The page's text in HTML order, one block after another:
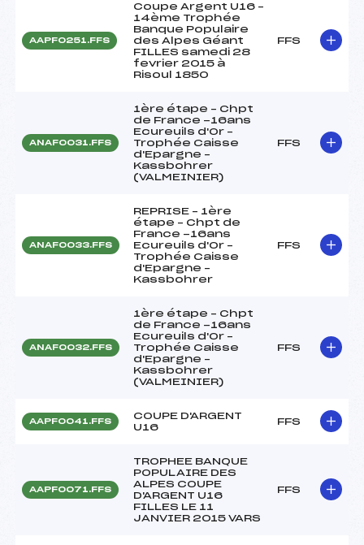
AAPF0251.FFS
Coupe Argent U16 –
14ème Trophée
Banque Populaire
des Alpes Géant
FILLES samedi 28
fevrier 2015 à
Risoul 1850
FFS
ANAF0031.FFS
1ère étape – Chpt
de France -16ans
Ecureuils d'Or –
Trophée Caisse
d'Epargne –
Kassbohrer
(VALMEINIER)
FFS
ANAF0033.FFS
REPRISE – 1ère
étape – Chpt de
France -16ans
Ecureuils d'Or –
Trophée Caisse
d'Epargne –
Kassbohrer
FFS
ANAF0032.FFS
1ère étape – Chpt
de France -16ans
Ecureuils d'Or –
Trophée Caisse
d'Epargne –
Kassbohrer
(VALMEINIER)
FFS
AAPF0041.FFS
COUPE D'ARGENT
U16
FFS
AAPF0071.FFS
TROPHEE BANQUE
POPULAIRE DES
ALPES COUPE
D'ARGENT U16
FILLES LE 11
JANVIER 2015 VARS
FFS